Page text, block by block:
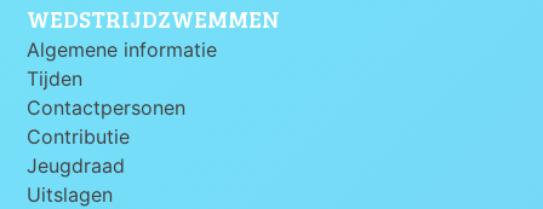
WEDSTRIJDZWEMMEN
Algemene informatie
Tijden
Contactpersonen
Contributie
Jeugdraad
Uitslagen